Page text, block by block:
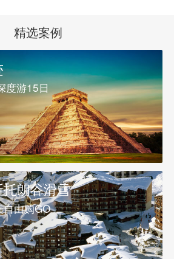
精选案例
度游15日
朗谷滑雪
由购GO